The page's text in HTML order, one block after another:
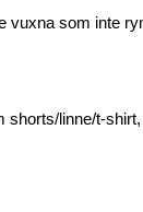
vuxna som inte
shorts/linne/t-